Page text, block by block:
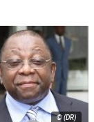
© (DR)